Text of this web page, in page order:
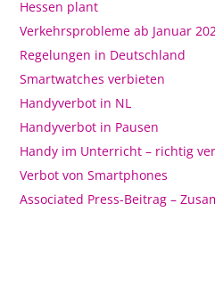
Hessen plant
Verkehrsprobleme ab Januar
Regelungen in Deutschland
Smartwatches verbieten
Handyverbot in NL
Handyverbot in Pausen
Handy im Unterricht – richtig
Verbot von Smartphones
Associated Press-Beitrag –